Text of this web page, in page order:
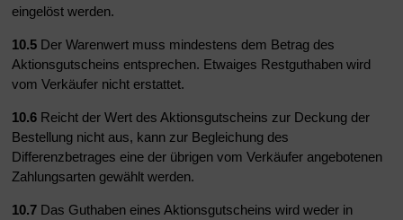
eingelöst werden.
10.5 Der Warenwert muss mindestens dem Betrag des
Aktionsgutscheins entsprechen. Etwaiges Restguthaben wird
vom Verkäufer nicht erstattet.
10.6 Reicht der Wert des Aktionsgutscheins zur Deckung der
Bestellung nicht aus, kann zur Begleichung des
Differenzbetrages eine der übrigen vom Verkäufer angebotenen
Zahlungsarten gewählt werden.
10.7 Das Guthaben eines Aktionsgutscheins wird weder in